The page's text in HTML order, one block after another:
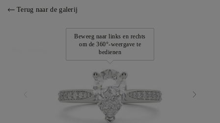
Terug naar de galerij
Beweeg naar links en rechts
om de 360°-weergave te
bedienen